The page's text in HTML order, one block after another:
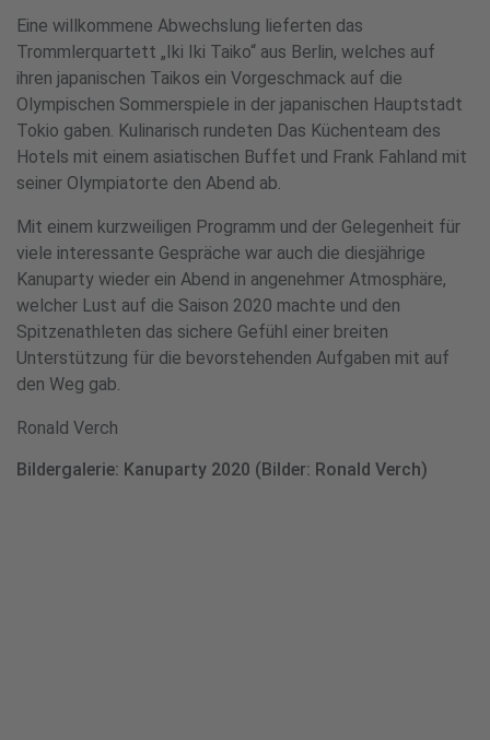
Eine willkommene Abwechslung lieferten das
Trommlerquartett „Iki Iki Taiko“ aus Berlin, welches auf
ihren japanischen Taikos ein Vorgeschmack auf die
Olympischen Sommerspiele in der japanischen Hauptstadt
Tokio gaben. Kulinarisch rundeten Das Küchenteam des
Hotels mit einem asiatischen Buffet und Frank Fahland mit
seiner Olympiatorte den Abend ab.
Mit einem kurzweiligen Programm und der Gelegenheit für
viele interessante Gespräche war auch die diesjährige
Kanuparty wieder ein Abend in angenehmer Atmosphäre,
welcher Lust auf die Saison 2020 machte und den
Spitzenathleten das sichere Gefühl einer breiten
Unterstützung für die bevorstehenden Aufgaben mit auf
den Weg gab.
Ronald Verch
Bildergalerie: Kanuparty 2020 (Bilder: Ronald Verch)